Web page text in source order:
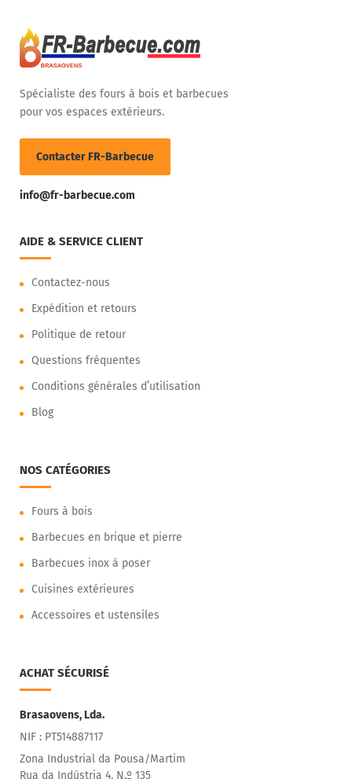
Spécialiste des fours à bois et barbecues
pour vos espaces extérieurs.
Contacter FR-Barbecue
info@fr-barbecue.com
AIDE & SERVICE CLIENT
Contactez-nous
Expédition et retours
Politique de retour
Questions fréquentes
Conditions générales d’utilisation
Blog
NOS CATÉGORIES
Fours à bois
Barbecues en brique et pierre
Barbecues inox à poser
Cuisines extérieures
Accessoires et ustensiles
ACHAT SÉCURISÉ
Brasaovens, Lda.
NIF : PT514887117
Zona Industrial da Pousa/Martim
Rua da Indústria 4, N.º 135